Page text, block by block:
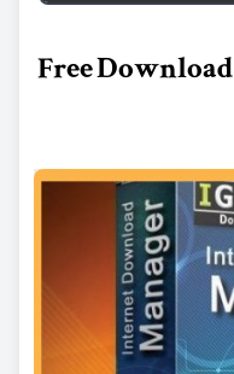
نرم افزار مدیریت دانلود Free Download